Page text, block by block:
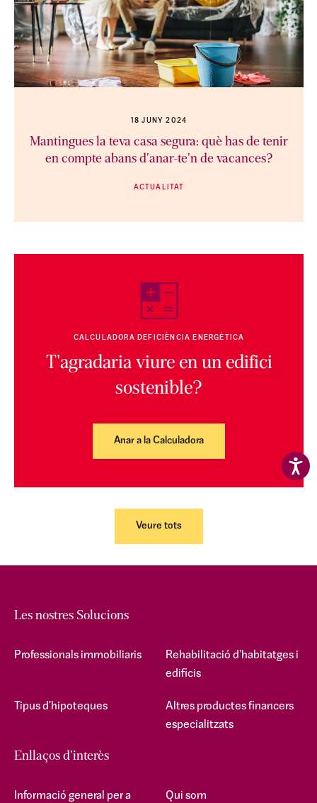
18 JUNY 2024
Mantingues la teva casa segura: què has de tenir
en compte abans d'anar-te'n de vacances?
ACTUALITAT
CALCULADORA DEFICIÈNCIA ENERGÈTICA
T'agradaria viure en un edifici
sostenible?
Anar a la Calculadora
Veure tots
Les nostres Solucions
Professionals immobiliaris
Rehabilitació d'habitatges i
edificis
Tipus d'hipoteques
Altres productes financers
especialitzats
Enllaços d'interès
Informació general per a
Qui som